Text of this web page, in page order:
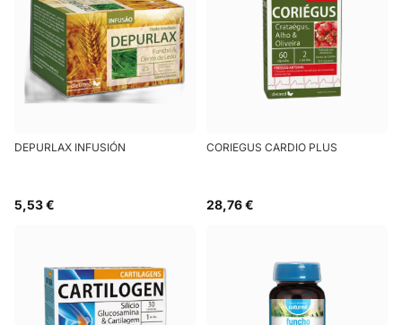
DEPURLAX INFUSIÓN
5,53 €
CORIEGUS CARDIO PLUS
28,76 €